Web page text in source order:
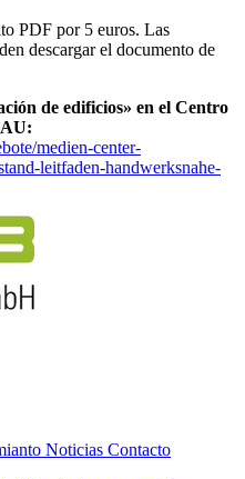
PDF por 5 euros. Las
descargar el documento de
de edificios» en el Centro
medien-center-
leitfaden-handwerksnahe-
Noticias Contacto